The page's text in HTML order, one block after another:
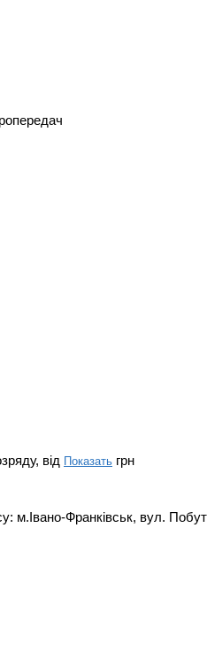
від Показать грн
м.Івано-Франківськ, вул.